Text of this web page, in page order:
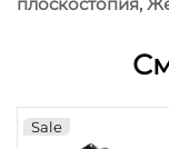
Sale